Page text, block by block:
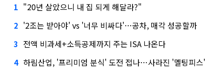
1 "20년 살았으니 내 집 되게 해달라?"
2 '2조는 받아야' vs '너무 비싸다'…공차, 매각 성공할까
3 전액 비과세+소득공제까지 주는 ISA 나온다
4 하림산업, '프리미엄 분식' 도전 접나…사라진 '멜팅피스'